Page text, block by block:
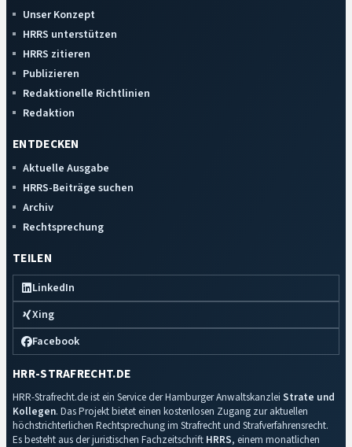
Unser Konzept
HRRS unterstützen
HRRS zitieren
Publizieren
Redaktionelle Richtlinien
Redaktion
ENTDECKEN
Aktuelle Ausgabe
HRRS-Beiträge suchen
Archiv
Rechtsprechung
TEILEN
LinkedIn
Xing
Facebook
HRR-STRAFRECHT.DE
HRR-Strafrecht.de ist ein Service der Hamburger Anwaltskanzlei Strate und
Kollegen. Das Projekt bietet einen kostenlosen Zugang zur aktuellen
höchstrichterlichen Rechtsprechung im Strafrecht und Strafverfahrensrecht.
Es besteht aus der juristischen Fachzeitschrift HRRS, einem monatlichen